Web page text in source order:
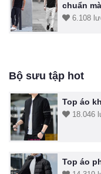
chuẩn
6.108
Bộ sưu tập hot
Top áo
18.046
Top áo